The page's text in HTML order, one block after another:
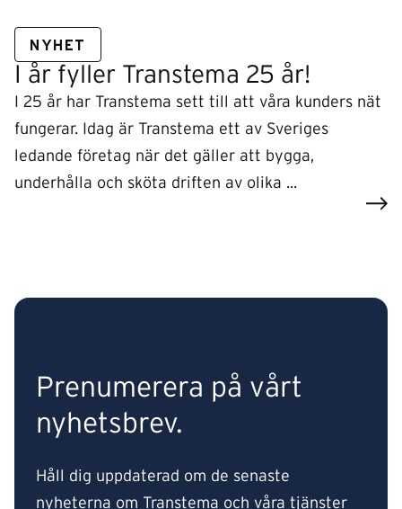
NYHET
I år fyller Transtema 25 år!
I 25 år har Transtema sett till att våra kunders nät
fungerar. Idag är Transtema ett av Sveriges
ledande företag när det gäller att bygga,
underhålla och sköta driften av olika ...
Prenumerera på vårt
nyhetsbrev.
Håll dig uppdaterad om de senaste
nyheterna om Transtema och våra tjänster